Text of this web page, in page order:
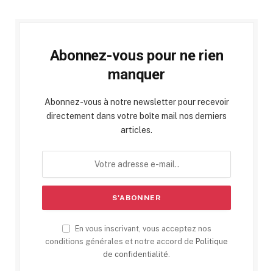
Abonnez-vous pour ne rien
manquer
Abonnez-vous à notre newsletter pour recevoir
directement dans votre boîte mail nos derniers
articles.
En vous inscrivant, vous acceptez nos
conditions générales et notre accord de Politique
de confidentialité.